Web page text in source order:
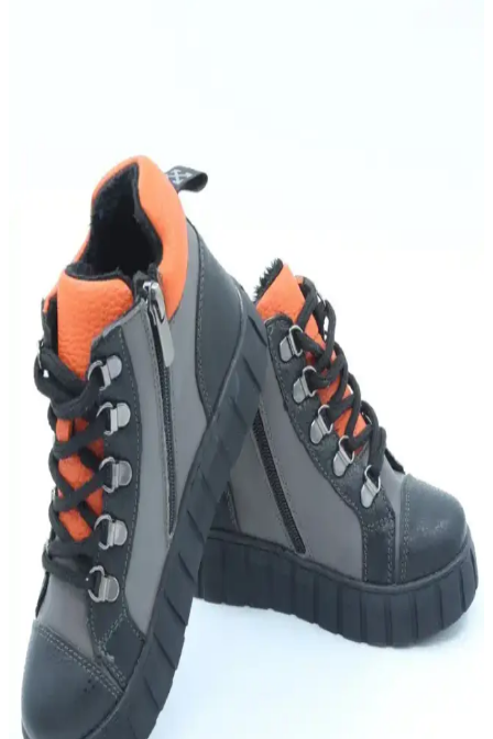
Fitness Ayakkabısı Seçimi ve Kullanım İpuçları
Performansı Artırmak İçin
Fitness yaparken uygun ayakkabı seçimi, konfor ve performansı
artırır, ayak sağlığını korur ve teknolojik gelişmelerle desteklenir.
Erkek Günlük Kullanım İçin Konforlu ve Sık Tercih
Edilen Ayakkabı Modelleri
Erkekler için konforlu ve sık kullanılan ayakkabılar, malzeme,
tasarım ve kullanım alanlarına göre seçilir, ayak sağlığını korur ve
günlük hareketleri destekler.
Erkekler İçin Ortopedik Ayakkabılar ve Güncel
Teknolojik Yaklaşımlar Hakkında Detaylı Bilgi
Erkekler için ortopedik ayakkabılar, ayak sağlığını koruyan ve
ergonomik tasarımlarla desteklenen modelleriyle öne çıkıyor. Güncel
teknolojilerle desteklenen bu ürünler, uzun süre ayakta kalanlar ve
rahatsızlıkları olanlar için ideal.
Topuklu Ayakkabılar: Şıklık ve Konforu Bir Arada
Sunan Modern Tasarımlar
Şıklık ve konforu dengeleyen modern topuklu ayakkabılar, ayak
sağlığını koruyan özellikleriyle günlük ve özel günler için ideal
seçenekler sunuyor.